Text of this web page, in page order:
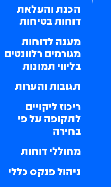
הכנת והעלאת
דוחות בטיחות
מענה לדוחות
מגורמים רלוונטים
בליווי תמונות
תגובות והערות
ריכוז ליקויים
לתקופה על פי
בחירה
מחוללי דוחות
ניהול פנקס כללי